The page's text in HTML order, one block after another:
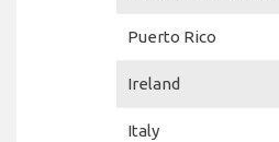
Puerto Rico
Ireland
Italy